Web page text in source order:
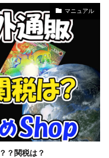
マニュアル
？関税は？
ロムザパスト
バーストーム アクセス
ンタ
レジャーex
シール
カーレットex
デッキ2018
ストックエックス抽選